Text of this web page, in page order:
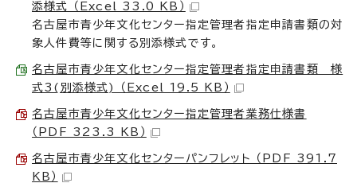
添様式 （Excel 33.0 KB）
名古屋市青少年文化センター指定管理者指定申請書類の対
象人件費等に関する別添様式です。
名古屋市青少年文化センター指定管理者指定申請書類 様
式3(別添様式) （Excel 19.5 KB）
名古屋市青少年文化センター指定管理者業務仕様書
（PDF 323.3 KB）
名古屋市青少年文化センターパンフレット （PDF 391.7
KB）